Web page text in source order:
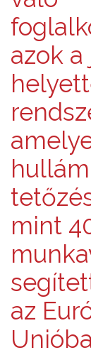
azok
hullám
mint
az